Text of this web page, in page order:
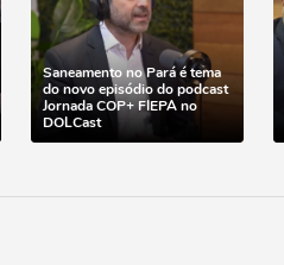
Saneamento no Pará é tema
do novo episódio do podcast
Jornada COP+ FIEPA no
DOLCast